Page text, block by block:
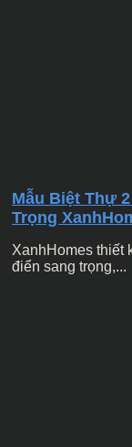
Mẫu Biệt Thự
Trọng
XanhHomes thiết
điển sang trọng,...